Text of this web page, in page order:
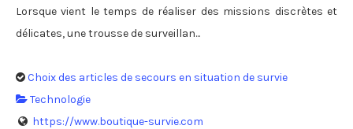
Lorsque vient le temps de réaliser des missions discrètes et
délicates, une trousse de surveillan...
Choix des articles de secours en situation de survie
Technologie
https://www.boutique-survie.com